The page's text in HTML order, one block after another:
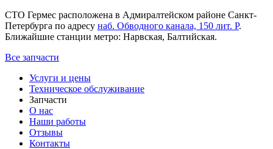
СТО Гермес расположена в Адмиралтейском районе Санкт-
Петербурга по адресу наб. Обводного канала, 150 лит. Р.
Ближайшие станции метро: Нарвская, Балтийская.
Все запчасти
Услуги и цены
Техническое обслуживание
Запчасти
О нас
Наши работы
Отзывы
Контакты